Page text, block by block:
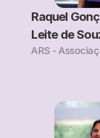
Raquel
Leite de
ARS -